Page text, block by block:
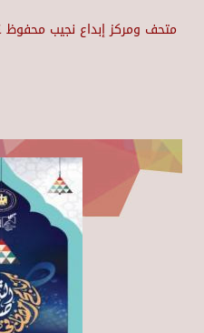
متحف ومركز إبداع نجيب محفوظ ١١٤ عاماً على ميلاد صاحب الثلاثية